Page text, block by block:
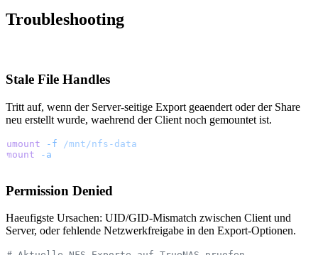
Troubleshooting
Stale File Handles
Tritt auf, wenn der Server-seitige Export geaendert oder der Share
neu erstellt wurde, waehrend der Client noch gemountet ist.
umount -f /mnt/nfs-data
mount -a
Permission Denied
Haeufigste Ursachen: UID/GID-Mismatch zwischen Client und
Server, oder fehlende Netzwerkfreigabe in den Export-Optionen.